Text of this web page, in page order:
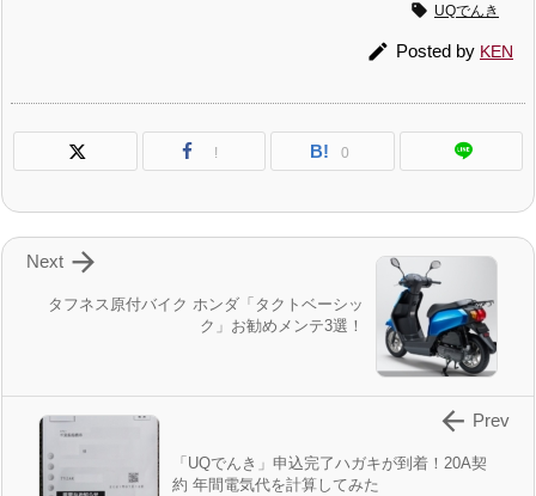
 UQでんき
 Posted by KEN
! B! 0
タフネス原付バイク ホンダ「タクトベーシッ
ク」お勧めメンテ3選！

Next
「UQでんき」申込完了ハガキが到着！20A契
約 年間電気代を計算してみた
 Prev